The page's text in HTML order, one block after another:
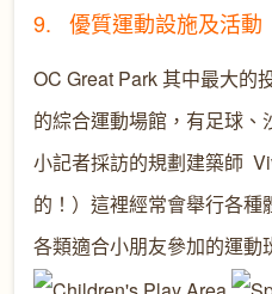
9. 優質運動設施及活動
OC Great Park 其中最大的
的綜合運動場館，有足球
小記者採訪的規劃建築師
的！）這裡經常會舉行各
各類適合小朋友參加的運動